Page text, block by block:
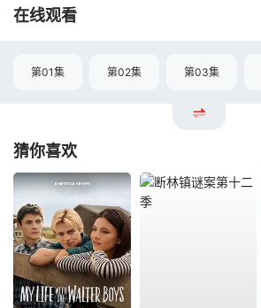
在线观看
第01集 第02集 第03集
猜你喜欢